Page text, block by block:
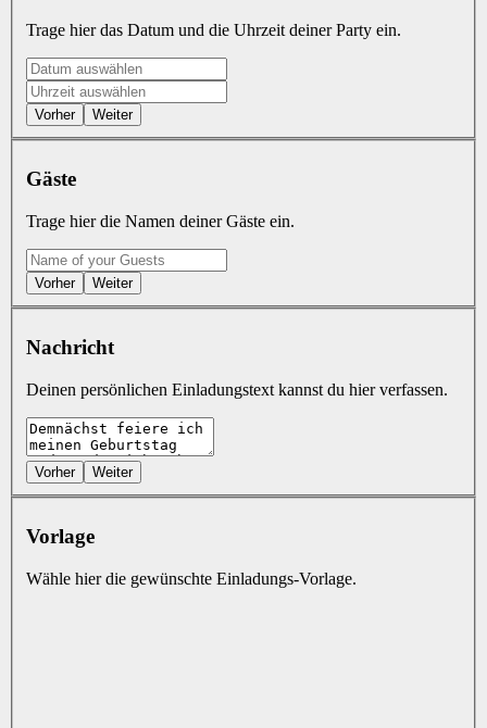
Trage hier das Datum und die Uhrzeit deiner Party ein.
Vorher Weiter
Gäste
Trage hier die Namen deiner Gäste ein.
Vorher Weiter
Nachricht
Deinen persönlichen Einladungstext kannst du hier verfassen.
Vorher Weiter
Vorlage
Wähle hier die gewünschte Einladungs-Vorlage.